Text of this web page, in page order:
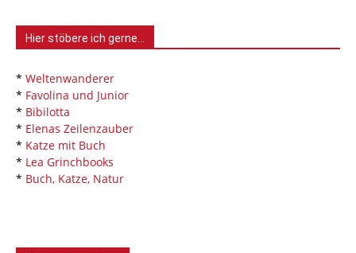
Hier stöbere ich gerne…
* Weltenwanderer
* Favolina und Junior
* Bibilotta
* Elenas Zeilenzauber
* Katze mit Buch
* Lea Grinchbooks
* Buch, Katze, Natur